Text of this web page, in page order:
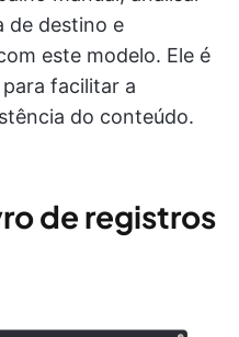
de destino e
este modelo. Ele é
facilitar a
do conteúdo.
de registros